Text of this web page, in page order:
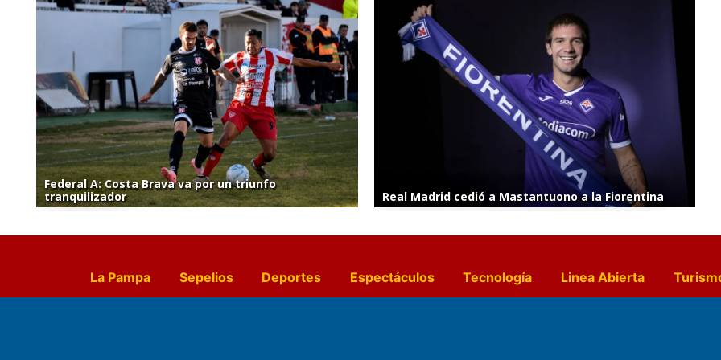
Federal A: Costa Brava va por un triunfo
tranquilizador
Real Madrid cedió a Mastantuono a la Fiorentina
La Pampa Sepelios Deportes Espectáculos Tecnología Linea Abierta